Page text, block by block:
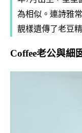
為相似。連詩雅
靚樣遺傳了老豆
Coffee老公與細